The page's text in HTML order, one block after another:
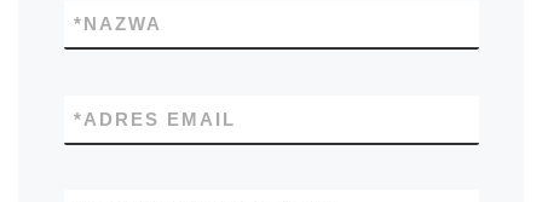
NAZWA
*
ADRES EMAIL
*